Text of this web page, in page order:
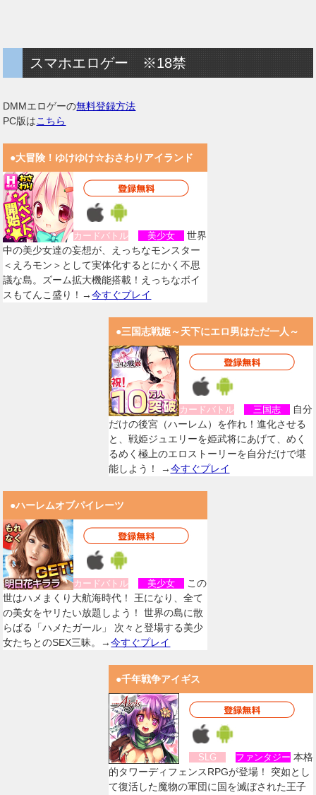
スマホエロゲー ※18禁
DMMエロゲーの無料登録方法
PC版はこちら
●大冒険！ゆけゆけ☆おさわりアイランド
カードバトル 美少女
世界
中の美少女達の妄想が、えっちなモンスター
＜えろモン＞として実体化するとにかく不思
議な島。ズーム拡大機能搭載！えっちなボイ
スもてんこ盛り！→今すぐプレイ
●三国志戦姫～天下にエロ男はただ一人～
カードバトル 三国志
自分
だけの後宮（ハーレム）を作れ！進化させる
と、戦姫ジュエリーを姫武将にあげて、めく
るめく極上のエロストーリーを自分だけで堪
能しよう！ →今すぐプレイ
●ハーレムオブパイレーツ
カードバトル 美少女
この
世はハメまくり大航海時代！ 王になり、全て
の美女をヤリたい放題しよう！ 世界の島に散
らばる「ハメたガール」 次々と登場する美少
女たちとのSEX三昧。→今すぐプレイ
●千年戦争アイギス
SLG ファンタジー 本格
的タワーディフェンスRPGが登場！ 突如とし
て復活した魔物の軍団に国を滅ぼされた王子